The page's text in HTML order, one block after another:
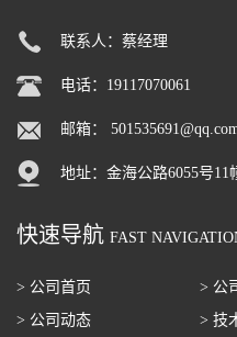
联系人：蔡经理
电话：19117070061
邮箱：
地址：金海公路6055号11
快速导航 FAST
> 公司首页
> 公
> 公司动态
> 技